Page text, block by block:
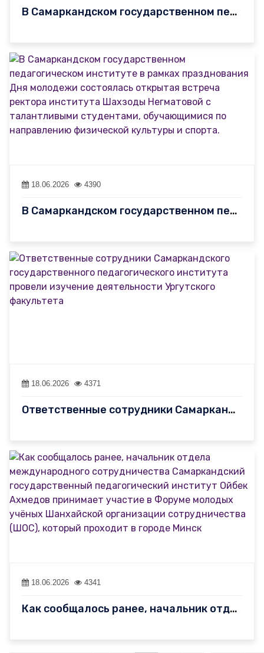
В Самаркандском государственном педагогическом институте продолж…
18.06.2026 4390
В Самаркандском государственном педагогическом институте в рамка…
18.06.2026 4371
Ответственные сотрудники Самаркандского государственного педагог…
18.06.2026 4341
Как сообщалось ранее, начальник отдела международного сотрудниче…